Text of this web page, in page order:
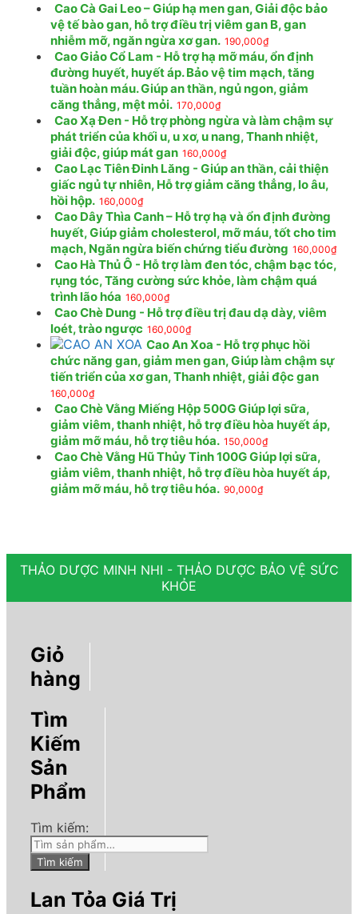
Cao Cà Gai Leo – Giúp hạ men gan, Giải độc bảo
vệ tế bào gan, hỗ trợ điều trị viêm gan B, gan
nhiễm mỡ, ngăn ngừa xơ gan. 190,000₫
Cao Giảo Cổ Lam - Hỗ trợ hạ mỡ máu, ổn định
đường huyết, huyết áp. Bảo vệ tim mạch, tăng
tuần hoàn máu. Giúp an thần, ngủ ngon, giảm
căng thẳng, mệt mỏi. 170,000₫
Cao Xạ Đen - Hỗ trợ phòng ngừa và làm chậm sự
phát triển của khối u, u xơ, u nang, Thanh nhiệt,
giải độc, giúp mát gan 160,000₫
Cao Lạc Tiên Đinh Lăng - Giúp an thần, cải thiện
giấc ngủ tự nhiên, Hỗ trợ giảm căng thẳng, lo âu,
hồi hộp. 160,000₫
Cao Dây Thìa Canh – Hỗ trợ hạ và ổn định đường
huyết, Giúp giảm cholesterol, mỡ máu, tốt cho tim
mạch, Ngăn ngừa biến chứng tiểu đường 160,000₫
Cao Hà Thủ Ô - Hỗ trợ làm đen tóc, chậm bạc tóc,
rụng tóc, Tăng cường sức khỏe, làm chậm quá
trình lão hóa 160,000₫
Cao Chè Dung - Hỗ trợ điều trị đau dạ dày, viêm
loét, trào ngược 160,000₫
Cao An Xoa - Hỗ trợ phục hồi
chức năng gan, giảm men gan, Giúp làm chậm sự
tiến triển của xơ gan, Thanh nhiệt, giải độc gan
160,000₫
Cao Chè Vằng Miếng Hộp 500G Giúp lợi sữa,
giảm viêm, thanh nhiệt, hỗ trợ điều hòa huyết áp,
giảm mỡ máu, hỗ trợ tiêu hóa. 150,000₫
Cao Chè Vằng Hũ Thủy Tinh 100G Giúp lợi sữa,
giảm viêm, thanh nhiệt, hỗ trợ điều hòa huyết áp,
giảm mỡ máu, hỗ trợ tiêu hóa. 90,000₫
THẢO DƯỢC MINH NHI - THẢO DƯỢC BẢO VỆ SỨC
KHỎE
Giỏ
hàng
Tìm
Kiếm
Sản
Phẩm
Tìm kiếm:
Tìm kiếm
Lan Tỏa Giá Trị